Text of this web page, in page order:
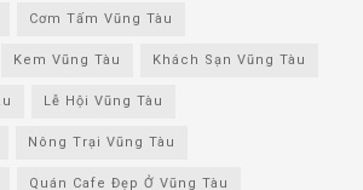
Cơm Tấm Vũng Tàu
Kem Vũng Tàu Khách Sạn Vũng Tàu
Lễ Hội Vũng Tàu
Nông Trại Vũng Tàu
Quán Cafe Đẹp Ở Vũng Tàu